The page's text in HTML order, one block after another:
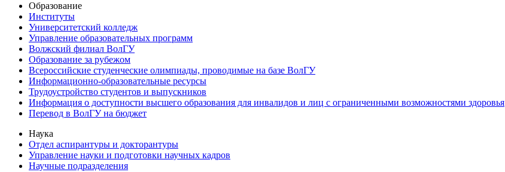
Образование
Институты
Университетский колледж
Управление образовательных программ
Волжский филиал ВолГУ
Образование за рубежом
Всероссийские студенческие олимпиады, проводимые на базе ВолГУ
Информационно-образовательные ресурсы
Трудоустройство студентов и выпускников
Информация о доступности высшего образования для инвалидов и лиц с ограниченными возможностями здоровья
Перевод в ВолГУ на бюджет
Наука
Отдел аспирантуры и докторантуры
Управление науки и подготовки научных кадров
Научные подразделения